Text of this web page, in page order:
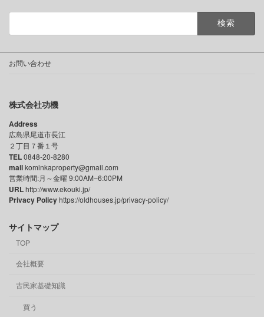
検
お問い合わせ
株式会社功機
Address
広島県尾道市長江
２丁目７番１号
TEL0848-20-8280
mailkominkaproperty@gmail.com
営業時間:月～金曜 9:00AM–6:00PM
URLhttp://www.ekouki.jp/
Privacy Policyhttps://oldhouses.jp/privacy-policy/
サイトマップ
TOP
会社概要
古民家基礎知識
買う